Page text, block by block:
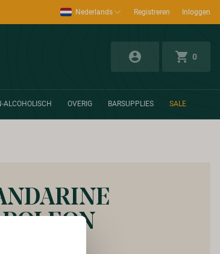
Nederlands Registreren Inloggen
0
ALCOHOLISCH OVERIG BARSUPPLIES SALE